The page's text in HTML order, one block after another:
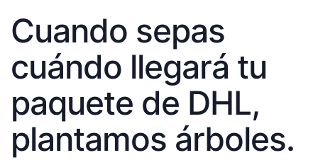
Cuando sepas
cuándo llegará tu
paquete de DHL,
plantamos árboles.